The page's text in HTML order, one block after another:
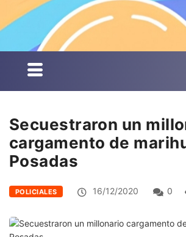
Secuestraron un
cargamento de
Posadas
POLICIALES 16/12/2020 0